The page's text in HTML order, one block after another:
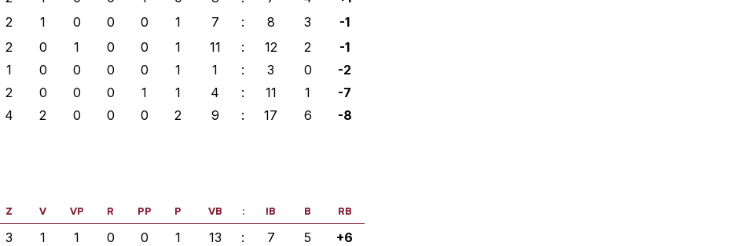
2 1 0 0 0 1 7 : 8 3
-1
2 0 1 0 0 1 11 : 12 2
-1
1 0 0 0 0 1 1 : 3 0
-2
2 0 0 0 1 1 4 : 11 1
-7
4 2 0 0 0 2 9 : 17 6 -8
Z V VP R PP P VB : IB B RB
3 1 1 0 0 1 13 : 7 5
+6